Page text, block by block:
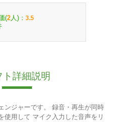
(2 人)： 3.5
ト詳細説明
ンジャーです。 録音・再生が同時
使用して マイク入力した音声をリ